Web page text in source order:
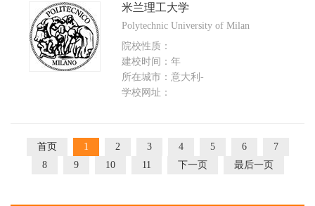
米兰理工大学
Polytechnic University of Milan
院校性质：
建校时间：年
所在城市：意大利-
学校网址：
首页 1 2 3 4 5 6
7
8
9 10 11 下一页 最后一页